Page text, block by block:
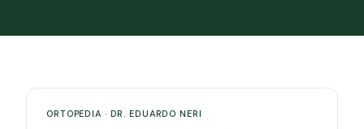
ORTOPEDIA · DR. EDUARDO NERI